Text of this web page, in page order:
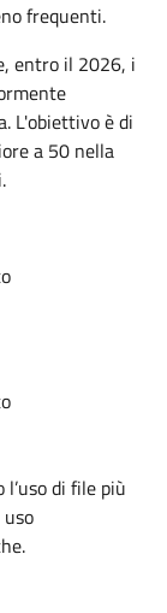
frequenti.
entro il 2026, i
L'obiettivo è di
a 50 nella
di file più